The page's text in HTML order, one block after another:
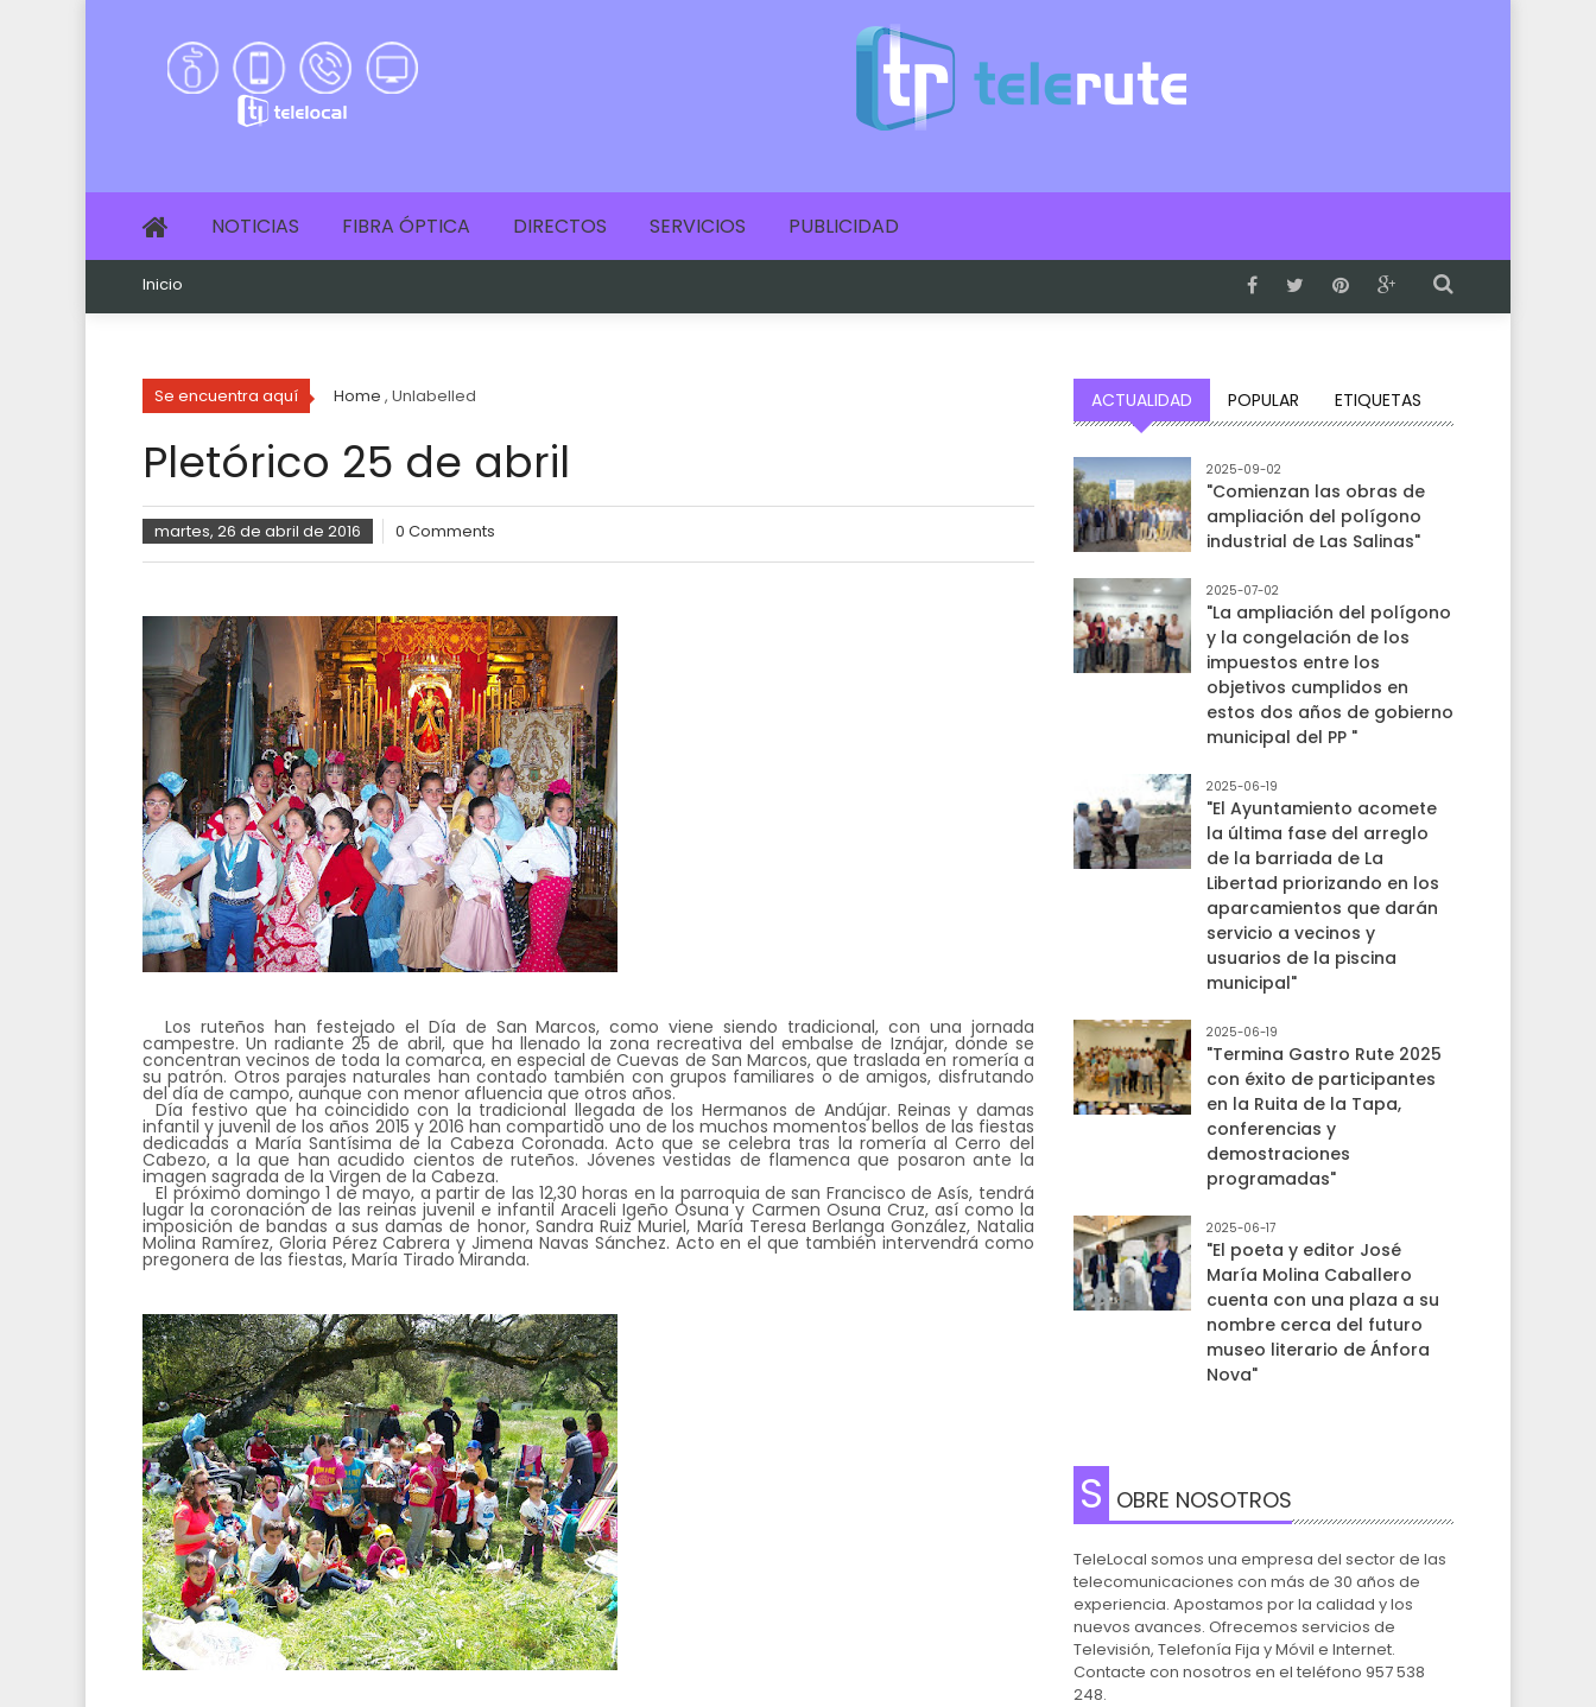
NOTICIAS FIBRA ÓPTICA DIRECTOS SERVICIOS PUBLICIDAD
Inicio
Se encuentra aquí Home , Unlabelled
Pletórico 25 de abril
martes, 26 de abril de 2016 0 Comments
Los ruteños han festejado el Día de San Marcos, como viene siendo tradicional, con una jornada
campestre. Un radiante 25 de abril, que ha llenado la zona recreativa del embalse de Iznájar, donde se
concentran vecinos de toda la comarca, en especial de Cuevas de San Marcos, que traslada en romería a
su patrón. Otros parajes naturales han contado también con grupos familiares o de amigos, disfrutando
del día de campo, aunque con menor afluencia que otros años.
Día festivo que ha coincidido con la tradicional llegada de los Hermanos de Andújar. Reinas y damas
infantil y juvenil de los años 2015 y 2016 han compartido uno de los muchos momentos bellos de las fiestas
dedicadas a María Santísima de la Cabeza Coronada. Acto que se celebra tras la romería al Cerro del
Cabezo, a la que han acudido cientos de ruteños. Jóvenes vestidas de flamenca que posaron ante la
imagen sagrada de la Virgen de la Cabeza.
El próximo domingo 1 de mayo, a partir de las 12,30 horas en la parroquia de san Francisco de Asís, tendrá
lugar la coronación de las reinas juvenil e infantil Araceli Igeño Osuna y Carmen Osuna Cruz, así como la
imposición de bandas a sus damas de honor, Sandra Ruiz Muriel, María Teresa Berlanga González, Natalia
Molina Ramírez, Gloria Pérez Cabrera y Jimena Navas Sánchez. Acto en el que también intervendrá como
pregonera de las fiestas, María Tirado Miranda.
ACTUALIDAD POPULAR ETIQUETAS
2025-09-02
"Comienzan las obras de
ampliación del polígono
industrial de Las Salinas"
2025-07-02
"La ampliación del polígono
y la congelación de los
impuestos entre los
objetivos cumplidos en
estos dos años de gobierno
municipal del PP "
2025-06-19
"El Ayuntamiento acomete
la última fase del arreglo
de la barriada de La
Libertad priorizando en los
aparcamientos que darán
servicio a vecinos y
usuarios de la piscina
municipal"
2025-06-19
"Termina Gastro Rute 2025
con éxito de participantes
en la Ruita de la Tapa,
conferencias y
demostraciones
programadas"
2025-06-17
"El poeta y editor José
María Molina Caballero
cuenta con una plaza a su
nombre cerca del futuro
museo literario de Ánfora
Nova"
S OBRE NOSOTROS
TeleLocal somos una empresa del sector de las
telecomunicaciones con más de 30 años de
experiencia. Apostamos por la calidad y los
nuevos avances. Ofrecemos servicios de
Televisión, Telefonía Fija y Móvil e Internet.
Contacte con nosotros en el teléfono 957 538
248.